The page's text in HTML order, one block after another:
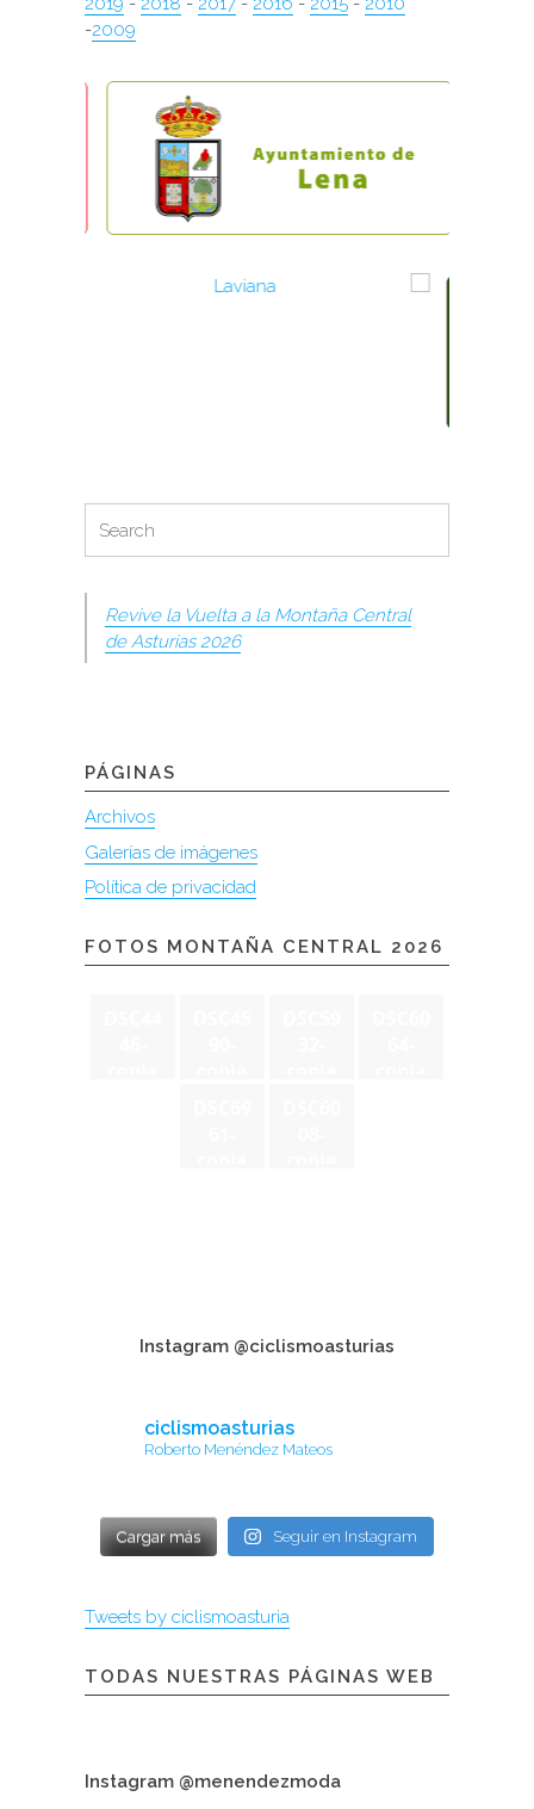
-2009
for:
Search
Revive la Vuelta a la Montaña Central
de Asturias 2026
PÁGINAS
Archivos
Galerías de imágenes
Política de privacidad
FOTOS MONTAÑA CENTRAL 2026
Instagram @ciclismoasturias
ciclismoasturias
Roberto Menéndez Mateos
Cargar más Seguir en Instagram
Tweets by ciclismoasturia
TODAS NUESTRAS PÁGINAS WEB
Instagram @menendezmoda